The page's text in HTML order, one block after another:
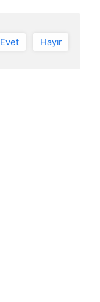
Evet Hayır